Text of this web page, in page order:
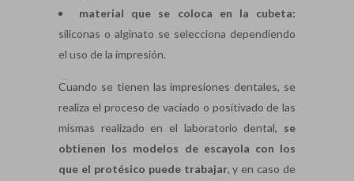
material que se coloca en la cubeta:
siliconas o alginato se selecciona dependiendo
el uso de la impresión.
Cuando se tienen las impresiones dentales, se
realiza el proceso de vaciado o positivado de las
mismas realizado en el laboratorio dental, se
obtienen los modelos de escayola con los
que el protésico puede trabajar, y en caso de